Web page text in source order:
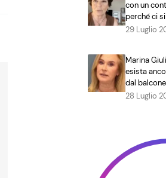
con un
perché ci
29 Luglio
Marina
esista
dal
28 Luglio